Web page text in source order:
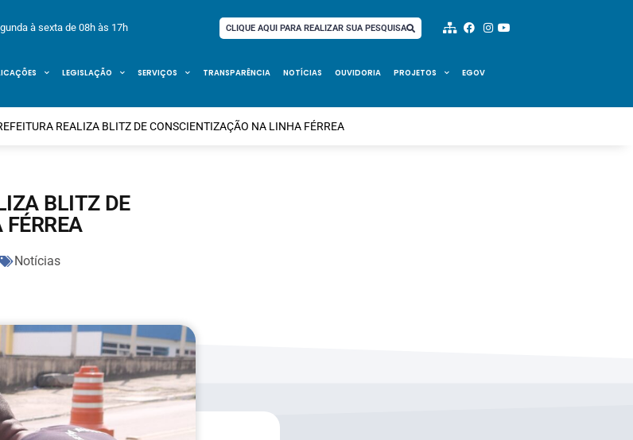
à sexta de 08h às 17h CLIQUE AQUI PARA REALIZAR SUA PESQUISA
LEGISLAÇÃO SERVIÇOS TRANSPARÊNCIA NOTÍCIAS OUVIDORIA PROJETOS EGOV
REALIZA BLITZ DE CONSCIENTIZAÇÃO NA LINHA FÉRREA
BLITZ DE
Notícias